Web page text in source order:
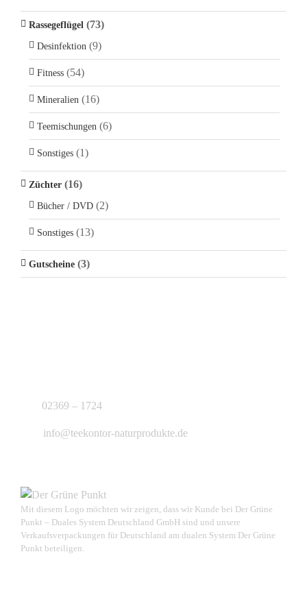
Rassegeflügel (73)
Desinfektion (9)
Fitness (54)
Mineralien (16)
Teemischungen (6)
Sonstiges (1)
Züchter (16)
Bücher / DVD (2)
Sonstiges (13)
Gutscheine (3)
02369 – 1724
info@teekontor-naturprodukte.de
Mit diesem Logo möchten wir zeigen, dass wir Kunde bei Der Grüne
Punkt – Duales System Deutschland GmbH sind und unsere
Verkaufsverpackungen für Deutschland am dualen System Der Grüne
Punkt beteiligen.